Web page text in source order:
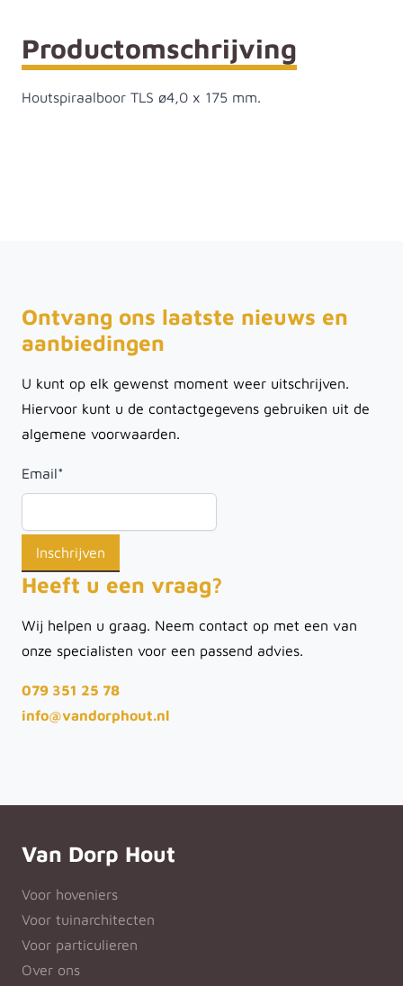
Productomschrijving
Houtspiraalboor TLS ø4,0 x 175 mm.
Ontvang ons laatste nieuws en
aanbiedingen
U kunt op elk gewenst moment weer uitschrijven.
Hiervoor kunt u de contactgegevens gebruiken uit de
algemene voorwaarden.
Email*
Heeft u een vraag?
Wij helpen u graag. Neem contact op met een van
onze specialisten voor een passend advies.
079 351 25 78
info@vandorphout.nl
Van Dorp Hout
Voor hoveniers
Voor tuinarchitecten
Voor particulieren
Over ons